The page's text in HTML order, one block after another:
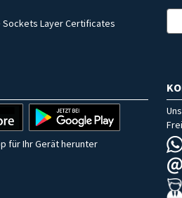
Sockets Layer Certificates
für Ihr Gerät herunter